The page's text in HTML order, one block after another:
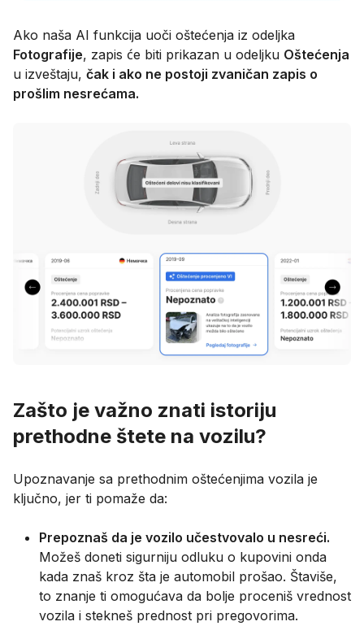
Ako naša AI funkcija uoči oštećenja iz odeljka
Fotografije, zapis će biti prikazan u odeljku Oštećenja
u izveštaju, čak i ako ne postoji zvaničan zapis o
prošlim nesrećama.
Zašto je važno znati istoriju
prethodne štete na vozilu?
Upoznavanje sa prethodnim oštećenjima vozila je
ključno, jer ti pomaže da:
Prepoznaš da je vozilo učestvovalo u nesreći.
Možeš doneti sigurniju odluku o kupovini onda
kada znaš kroz šta je automobil prošao. Štaviše,
to znanje ti omogućava da bolje proceniš vrednost
vozila i stekneš prednost pri pregovorima.